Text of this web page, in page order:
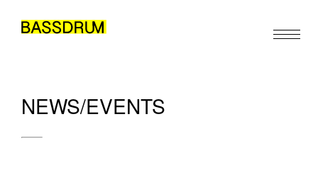
ABOUT
MEMBERS
NEWS/EVENTS